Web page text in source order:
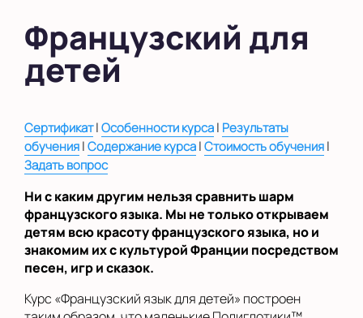
Французский для
детей
Сертификат|Особенности курса| Результаты
обучения|Содержание курса|Стоимость обучения|
Задать вопрос
Ни с каким другим нельзя сравнить шарм
французского языка. Мы не только открываем
детям всю красоту французского языка, но и
знакомим их с культурой Франции посредством
песен, игр и сказок.
Курс «Французский язык для детей» построен